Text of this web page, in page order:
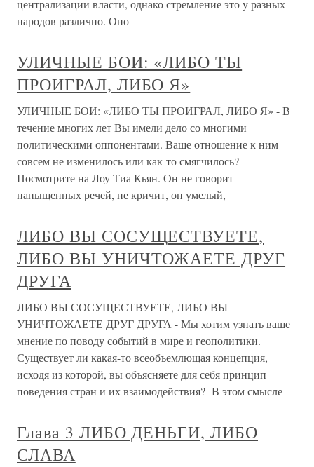
централизации власти, однако стремление это у разных
народов различно. Оно
УЛИЧНЫЕ БОИ: «ЛИБО ТЫ
ПРОИГРАЛ, ЛИБО Я»
УЛИЧНЫЕ БОИ: «ЛИБО ТЫ ПРОИГРАЛ, ЛИБО Я» - В
течение многих лет Вы имели дело со многими
политическими оппонентами. Ваше отношение к ним
совсем не изменилось или как-то смягчилось?-
Посмотрите на Лоу Тиа Кьян. Он не говорит
напыщенных речей, не кричит, он умелый,
ЛИБО ВЫ СОСУЩЕСТВУЕТЕ,
ЛИБО ВЫ УНИЧТОЖАЕТЕ ДРУГ
ДРУГА
ЛИБО ВЫ СОСУЩЕСТВУЕТЕ, ЛИБО ВЫ
УНИЧТОЖАЕТЕ ДРУГ ДРУГА - Мы хотим узнать ваше
мнение по поводу событий в мире и геополитики.
Существует ли какая-то всеобъемлющая концепция,
исходя из которой, вы объясняете для себя принцип
поведения стран и их взаимодействия?- В этом смысле
Глава 3 ЛИБО ДЕНЬГИ, ЛИБО
СЛАВА